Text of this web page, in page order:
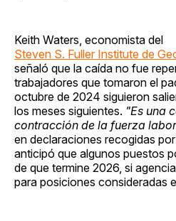
Keith Waters, economista del
Steven S. Fuller Institute de
señaló que la caída no fue
trabajadores que tomaron el
octubre de 2024 siguieron
los meses siguientes. "Es una
contracción de la fuerza
en declaraciones recogidas
anticipó que algunos puestos
de que termine 2026, si
para posiciones consideradas